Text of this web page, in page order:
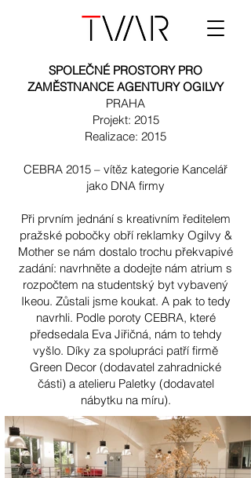
SPOLEČNÉ PROSTORY PRO
ZAMĚSTNANCE AGENTURY OGILVY
PRAHA
Projekt: 2015
Realizace: 2015
CEBRA 2015 – vítěz kategorie Kancelář
jako DNA firmy
Při prvním jednání s kreativním ředitelem
pražské pobočky obří reklamky Ogilvy &
Mother se nám dostalo trochu překvapivé
zadání: navrhněte a dodejte nám atrium s
rozpočtem na studentský byt vybavený
Ikeou. Zůstali jsme koukat. A pak to tedy
navrhli. Podle poroty CEBRA, které
předsedala Eva Jiřičná, nám to tehdy
vyšlo. Díky za spolupráci patří firmě
Green Decor (dodavatel zahradnické
části) a atelieru Paletky (dodavatel
nábytku na míru).